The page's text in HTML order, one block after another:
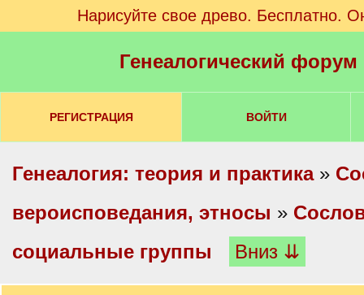
Нарисуйте свое древо. Бесплатно.
Генеалогический
РЕГИСТРАЦИЯ ВОЙТИ
Генеалогия: теория и практика»
вероисповедания, этносы »
социальные группы
Вниз ⇊